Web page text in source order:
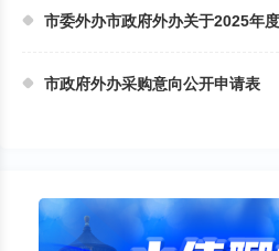
市政府外办采购意向公开申请表